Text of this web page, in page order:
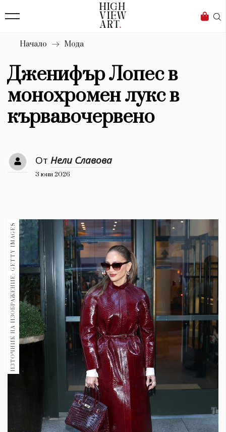
Бизнес
Мода
Dialogue
Изкуство
4340
Красота
Дизайн
Книги
30+
Гурме 1710
Пътувай
237
Здраве 389
Gentlemen
382
Wellness
Начало Мода
Дженифър Лопес в
монохромен лукс в
кървавочервено
От Нели Славова
3 юни 2026
ИЗТОЧНИК НА ИЗОБРАЖЕНИЕ: GETTY IMAGES